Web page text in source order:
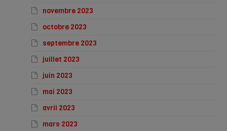
novembre 2023
octobre 2023
septembre 2023
juillet 2023
juin 2023
mai 2023
avril 2023
mars 2023